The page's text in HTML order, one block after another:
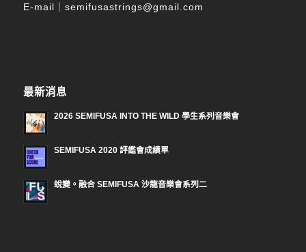
E-mail｜ semifusastrings@gmail.com
最新消息
2026 SEMIFUSA INTO THE WILD 學生系列音樂會
SEMIFUSA 2020 評鑑會成績單
蛻變。融合 SEMIFUSA 沙龍音樂會系列二